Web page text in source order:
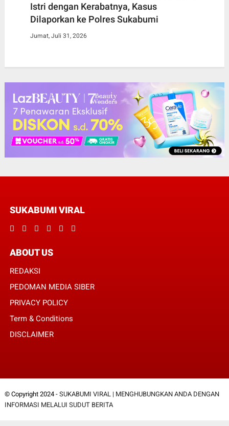
Istri dengan Kerabatnya, Kasus
Dilaporkan ke Polres Sukabumi
Jumat, Juli 31, 2026
SUKABUMI VIRAL
ABOUT US
REDAKSI
PEDOMAN MEDIA SIBER
PRIVACY POLICY
Term & Conditions
DISCLAIMER
© Copyright 2024 - SUKABUMI VIRAL | MENGHUBUNGKAN ANDA DENGAN
INFORMASI MELALUI SUDUT BERITA